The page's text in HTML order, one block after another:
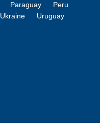
Paraguay
Peru
Ukraine
Uruguay